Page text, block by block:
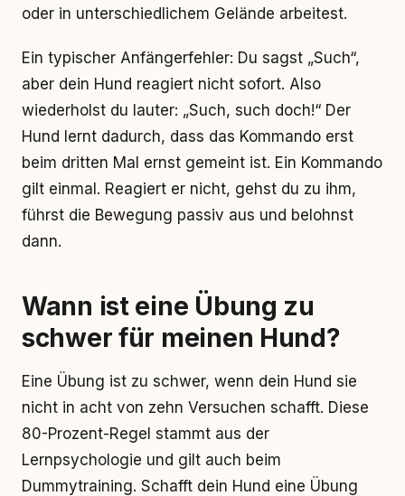
oder in unterschiedlichem Gelände arbeitest.
Ein typischer Anfängerfehler: Du sagst „Such“,
aber dein Hund reagiert nicht sofort. Also
wiederholst du lauter: „Such, such doch!“ Der
Hund lernt dadurch, dass das Kommando erst
beim dritten Mal ernst gemeint ist. Ein Kommando
gilt einmal. Reagiert er nicht, gehst du zu ihm,
führst die Bewegung passiv aus und belohnst
dann.
Wann ist eine Übung zu
schwer für meinen Hund?
Eine Übung ist zu schwer, wenn dein Hund sie
nicht in acht von zehn Versuchen schafft. Diese
80-Prozent-Regel stammt aus der
Lernpsychologie und gilt auch beim
Dummytraining. Schafft dein Hund eine Übung